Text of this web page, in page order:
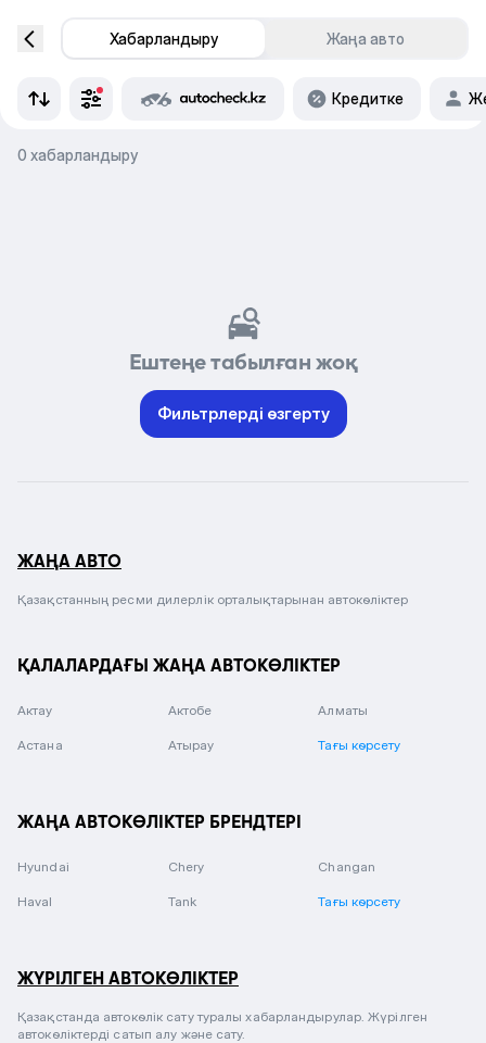
Хабарландыру Жаңа авто
Кредитке
0 хабарландыру
Ештеңе табылған жоқ
Фильтрлерді өзгерту
ЖАҢА АВТО
Қазақстанның ресми дилерлік орталықтарынан автокөліктер
ҚАЛАЛАРДАҒЫ ЖАҢА АВТОКӨЛІКТЕР
Актау Актобе Алматы
Астана Атырау Тағы көрсету
ЖАҢА АВТОКӨЛІКТЕР БРЕНДТЕРІ
Hyundai Chery Changan
Haval Tank Тағы көрсету
ЖҮРІЛГЕН АВТОКӨЛІКТЕР
Қазақстанда автокөлік сату туралы хабарландырулар. Жүрілген
автокөліктерді сатып алу және сату.